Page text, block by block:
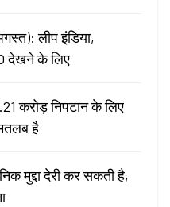
लीप इंडिया,
देखने के लिए
करोड़ निपटान के लिए
है
मुद्दा देरी कर सकती है,